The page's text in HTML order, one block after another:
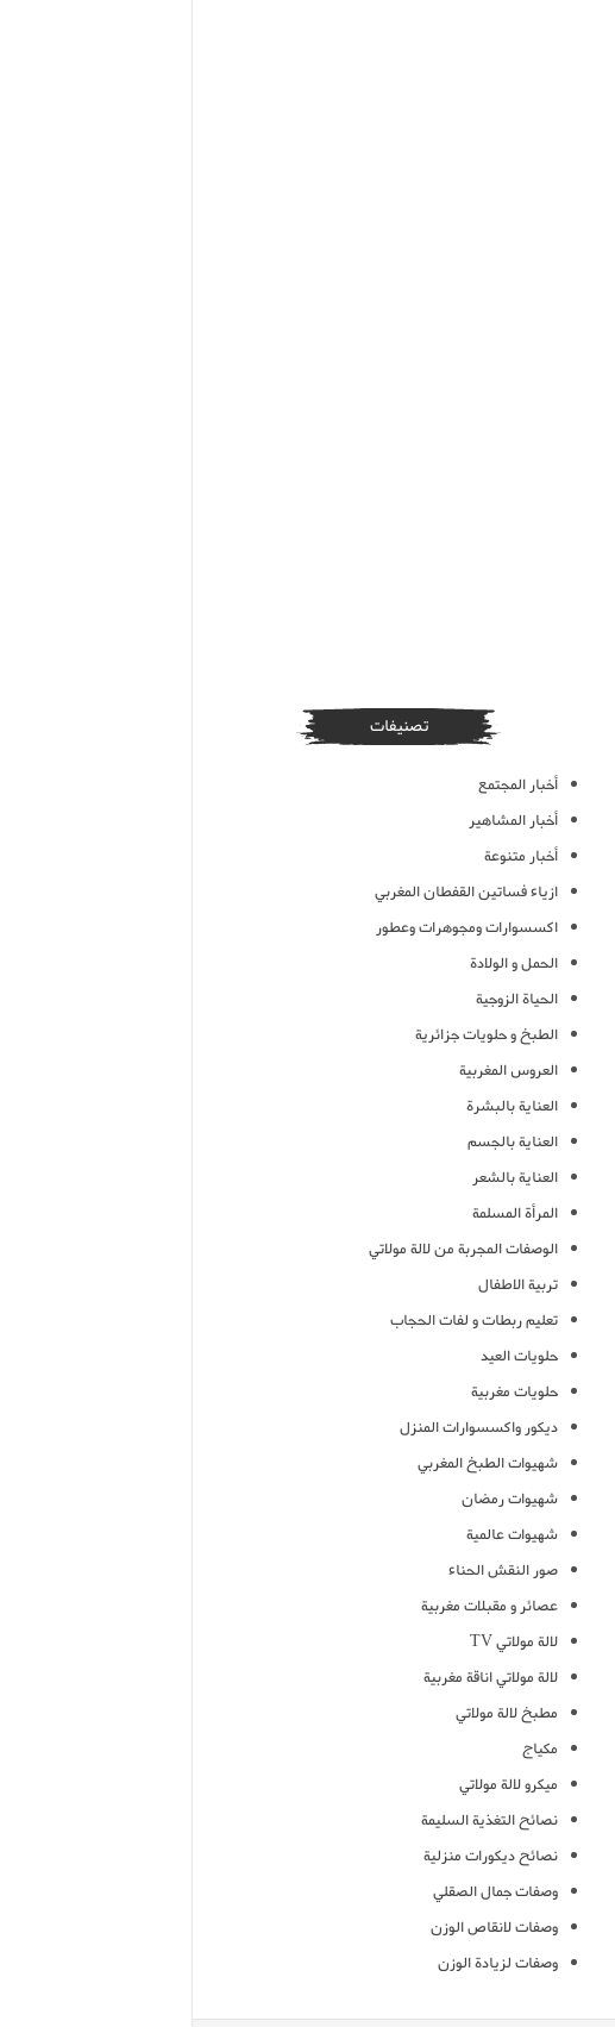
تصنيفات
أخبار المجتمع
أخبار المشاهير
أخبار متنوعة
ازياء فساتين القفطان المغربي
اكسسوارات ومجوهرات وعطور
الحمل و الولادة
الحياة الزوجية
الطبخ و حلويات جزائرية
العروس المغربية
العناية بالبشرة
العناية بالجسم
العناية بالشعر
المرأة المسلمة
الوصفات المجربة من لالة مولاتي
تربية الاطفال
تعليم ربطات و لفات الحجاب
حلويات العيد
حلويات مغربية
ديكور واكسسوارات المنزل
شهيوات الطبخ المغربي
شهيوات رمضان
شهيوات عالمية
صور النقش الحناء
عصائر و مقبلات مغربية
لالة مولاتي TV
لالة مولاتي اناقة مغربية
مطبخ لالة مولاتي
مكياج
ميكرو لالة مولاتي
نصائح التغذية السليمة
نصائح ديكورات منزلية
وصفات جمال الصقلي
وصفات لانقاص الوزن
وصفات لزيادة الوزن